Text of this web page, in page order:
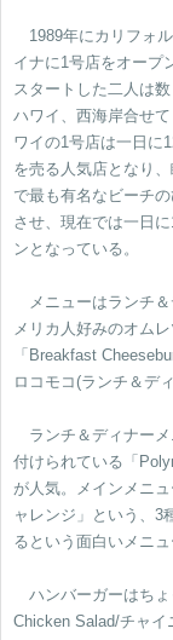
1989年にカリフォ
イナに1号店をオー
スタートした二人は
ハワイ、西海岸合せ
ワイの1号店は一日に
を売る人気店となり
で最も有名なビーチ
させ、現在では一日
ンとなっている。
メニューはランチ＆
メリカ人好みのオム
「Breakfast
ロコモコ(ランチ＆デ
ランチ＆ディナーメ
付けられている「
が人気。メインメニ
ャレンジ」という、3
るという面白いメニ
ハンバーガーはちょ
Chicken Salad/チャイ